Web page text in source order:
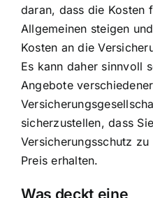
daran, dass die Kosten
Allgemeinen steigen
Kosten an die
Es kann daher sinnvoll
Angebote verschiedener
sicherzustellen, dass
Versicherungsschutz
Preis erhalten.
Was deckt eine